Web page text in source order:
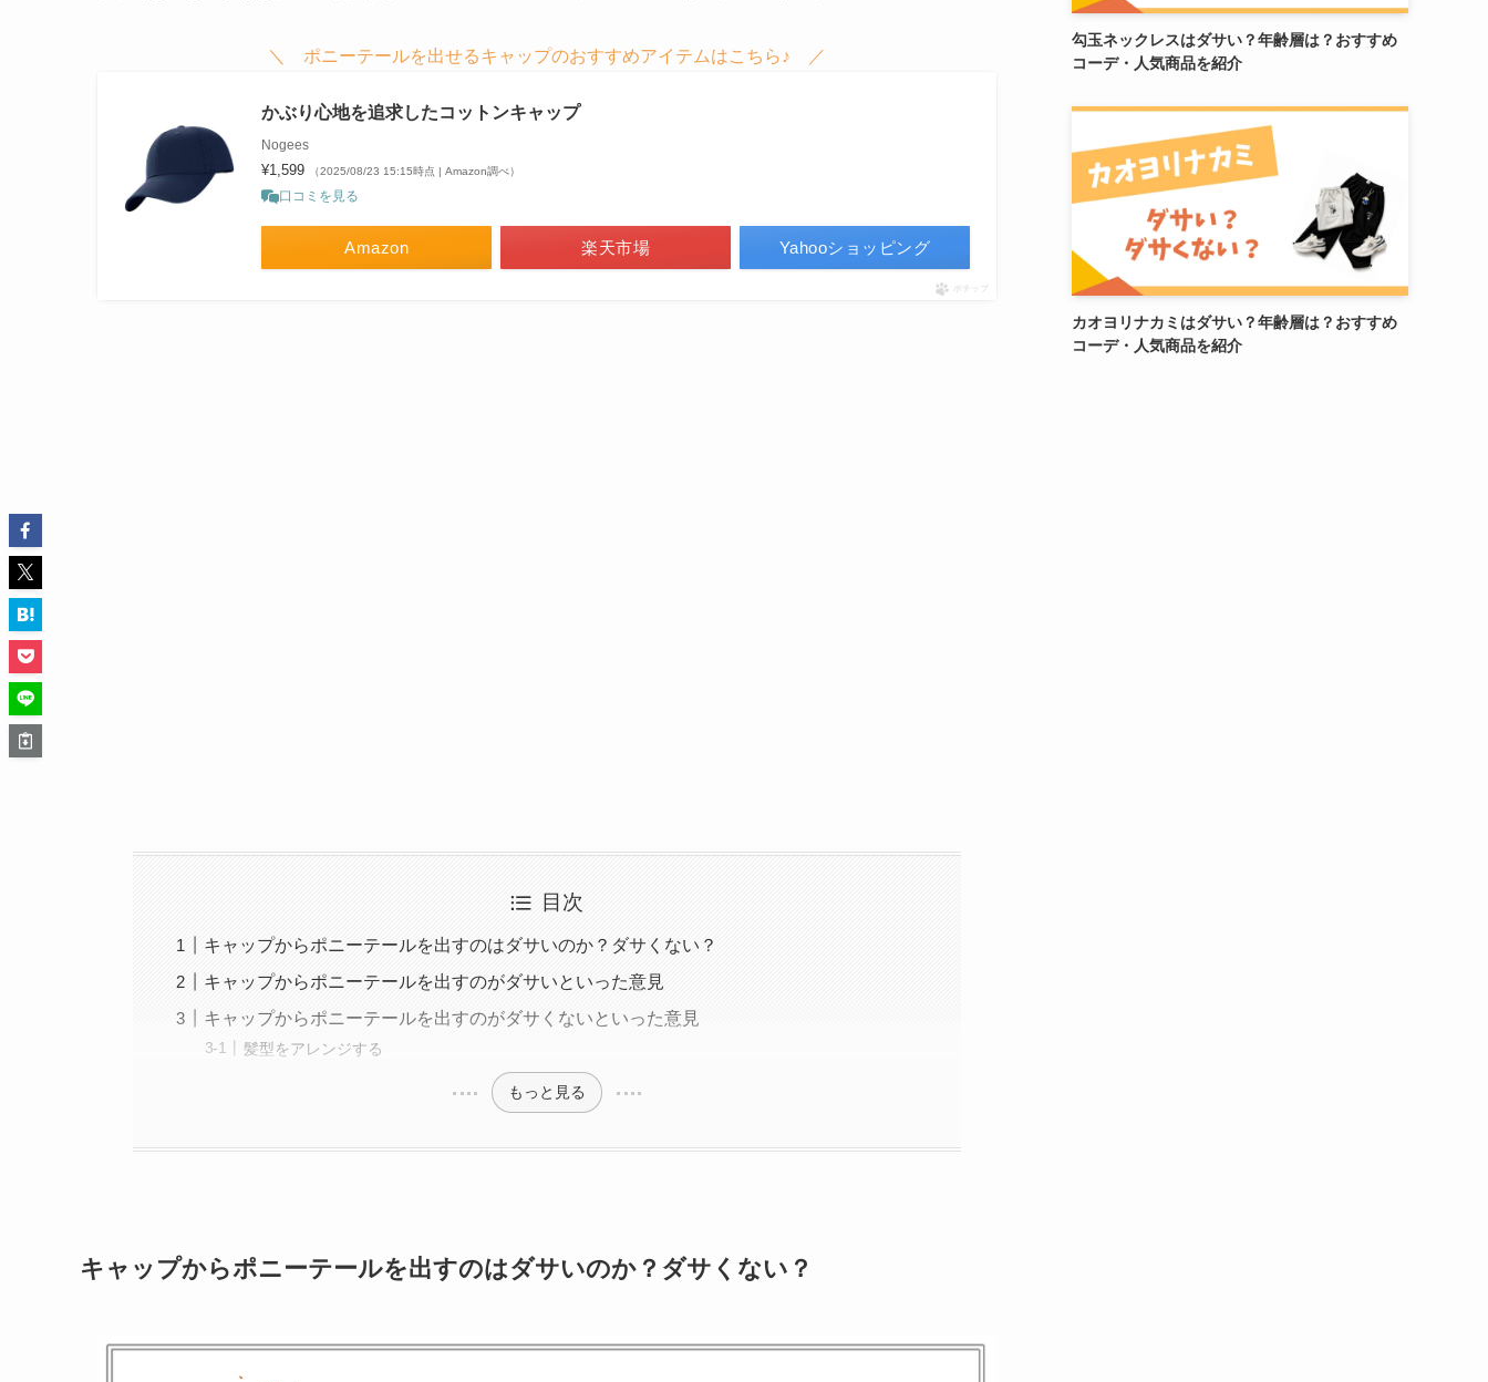
＼ ポニーテールを出せるキャップのおすすめアイテムはこちら♪ ／
かぶり心地を追求したコットンキャップ
Nogees
¥1,599 （2025/08/23 15:15時点 | Amazon調べ）
口コミを見る
Amazon 楽天市場 Yahooショッピング
ポチップ
目次
キャップからポニーテールを出すのはダサいのか？ダサくない？
キャップからポニーテールを出すのがダサいといった意見
キャップからポニーテールを出すのがダサくないといった意見
髪型をアレンジする
もっと見る
キャップからポニーテールを出すのはダサいのか？ダサくない？
勾玉ネックレスはダサい？年齢層は？おすすめ
コーデ・人気商品を紹介
カオヨリナカミはダサい？年齢層は？おすすめ
コーデ・人気商品を紹介